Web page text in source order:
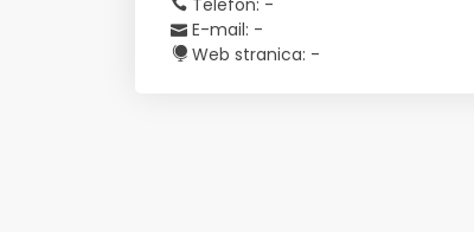
Telefon: -
E-mail: -
Web stranica: -